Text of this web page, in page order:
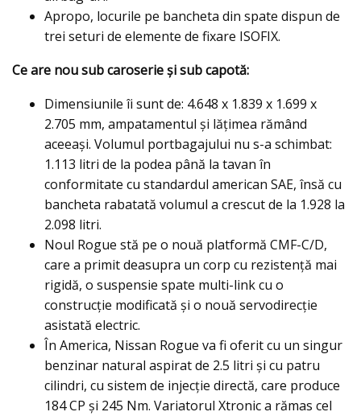
Apropo, locurile pe bancheta din spate dispun de
trei seturi de elemente de fixare ISOFIX.
Ce are nou sub caroserie şi sub capotă:
Dimensiunile îi sunt de: 4.648 x 1.839 x 1.699 x
2.705 mm, ampatamentul şi lăţimea rămând
aceeaşi. Volumul portbagajului nu s-a schimbat:
1.113 litri de la podea până la tavan în
conformitate cu standardul american SAE, însă cu
bancheta rabatată volumul a crescut de la 1.928 la
2.098 litri.
Noul Rogue stă pe o nouă platformă CMF-C/D,
care a primit deasupra un corp cu rezistenţă mai
rigidă, o suspensie spate multi-link cu o
construcţie modificată şi o nouă servodirecţie
asistată electric.
În America, Nissan Rogue va fi oferit cu un singur
benzinar natural aspirat de 2.5 litri şi cu patru
cilindri, cu sistem de injecţie directă, care produce
184 CP și 245 Nm. Variatorul Xtronic a rămas cel